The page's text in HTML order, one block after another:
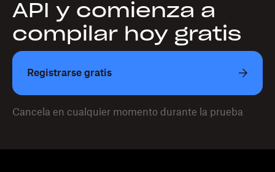
API y comienza a
compilar hoy gratis
Registrarse gratis
Cancela en cualquier momento durante la prueba